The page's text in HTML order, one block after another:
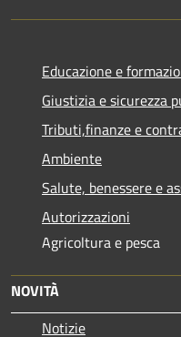
Educazione e
Giustizia e sicurezza
Tributi,finanze e
Ambiente
Salute, benessere e
Autorizzazioni
Agricoltura e pesca
NOVITÀ
Notizie